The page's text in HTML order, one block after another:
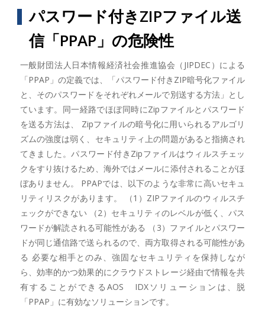
パスワード付きZIPファイル送
信「PPAP」の危険性
一般財団法人日本情報経済社会推進協会（JIPDEC）による
「PPAP」の定義では、「パスワード付きZIP暗号化ファイル
と、そのパスワードをそれぞれメールで別送する方法」とし
ています。同一経路でほぼ同時にZipファイルとパスワード
を送る方法は、 Zipファイルの暗号化に用いられるアルゴリ
ズムの強度は弱く、セキュリティ上の問題があると指摘され
てきました。パスワード付きZipファイルはウィルスチェッ
クをすり抜けるため、海外ではメールに添付されることがほ
ぼありません。 PPAPでは、以下のような非常に高いセキュ
リティリスクがあります。 （1）ZIPファイルのウィルスチ
ェックができない （2）セキュリティのレベルが低く、パス
ワードが解読される可能性がある （3）ファイルとパスワー
ドが同じ通信路で送られるので、両方取得される可能性があ
る 必要な相手とのみ、強固なセキュリティを保持しなが
ら、効率的かつ効果的にクラウドストレージ経由で情報を共
有することができるAOS IDXソリューションは、脱
「PPAP」に有効なソリューションです。